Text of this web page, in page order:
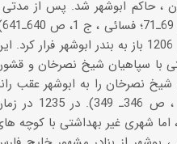
، حاکم ابوشهر شد. پس از مدتی
لطفعلی خان برای
و پس از آنکه حاجی ابراهیم خان ، لطفعلی خان را به قلعة شیراز راه نداد، وی در 1206 باز به بندر ابوشهر فرار
با سپاهیان شیخ نصرخان و
نصرخان را به ابوشهر عقب
(شهاوری شیرازی ، ص 86ـ 88؛ فسائی ، ج 1، ص 646ـ649؛ نامی اصفهانی ، ص
خوبی داشت ، اما شهری غیر بهداشتی با کوچه